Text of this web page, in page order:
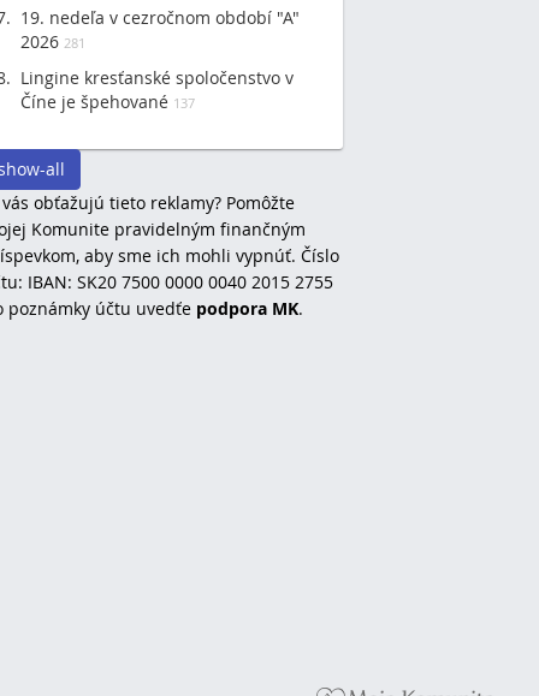
19. nedeľa v cezročnom období "A"
2026 281
Lingine kresťanské spoločenstvo v
Číne je špehované 137
all
obťažujú tieto reklamy? Pomôžte
Komunite pravidelným finančným
aby sme ich mohli vypnúť. Číslo
IBAN: SK20 7500 0000 0040 2015 2755
poznámky účtu uvedťe podpora MK.